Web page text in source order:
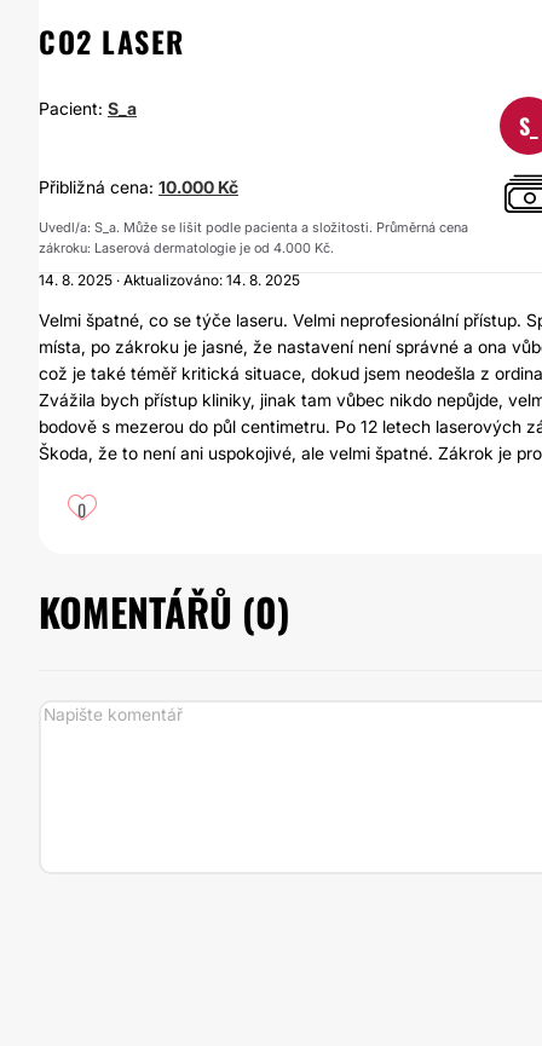
CO2 LASER
Pacient: S_a
S_
Přibližná cena: 10.000 Kč
Uvedl/a: S_a. Může se lišit podle pacienta a složitosti. Průměrná cena
zákroku: Laserová dermatologie je od 4.000 Kč.
14. 8. 2025 · Aktualizováno: 14. 8. 2025
Velmi špatné, co se týče laseru. Velmi neprofesionální přístup.
místa, po zákroku je jasné, že nastavení není správné a ona
což je také téměř kritická situace, dokud jsem neodešla z
Zvážila bych přístup kliniky, jinak tam vůbec nikdo nepůjde,
bodově s mezerou do půl centimetru. Po 12 letech laserových
Škoda, že to není ani uspokojivé, ale velmi špatné. Zákrok je
0
KOMENTÁŘŮ (0)